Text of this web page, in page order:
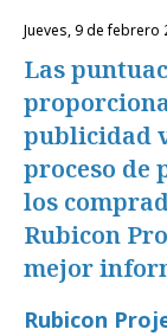
jueves, 9 de febrero
Las
publicidad
proceso de
los
Rubicon
mejor
Rubicon